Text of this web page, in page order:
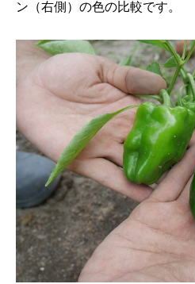
ン（右側）の色の比較です。